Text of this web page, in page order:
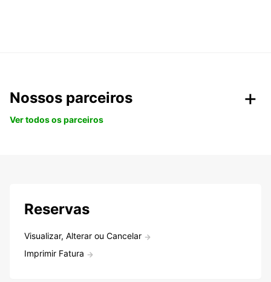
Nossos parceiros
Ver todos os parceiros
Reservas
Visualizar, Alterar ou Cancelar
Imprimir Fatura